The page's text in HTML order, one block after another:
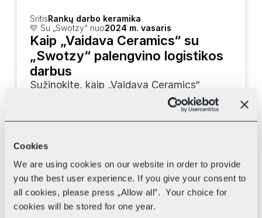
Cookies
We are using cookies on our website in order to provide
you the best user experience. If you give your consent to
all cookies, please press „Allow all”. Your choice for
cookies will be stored for one year.
SritisRankų darbo keramika
💛 Su „Swotzy“ nuo2024 m. vasaris
Kaip „Vaidava Ceramics“ su
„Swotzy“ palengvino logistikos
darbus
Sužinokite, kaip „Vaidava Ceramics“
naudoja „Swotzy“ įrankius bei skirtingus
kurjerius savo pristatymui pagreitinti.